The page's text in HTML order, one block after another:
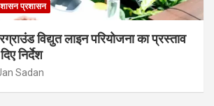
शासन प्रशासन
विद्युत लाइन परियोजना का प्रस्ताव
निर्देश
Sadan